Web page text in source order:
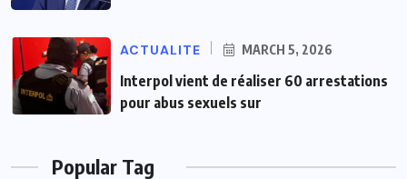
ACTUALITE MARCH 5, 2026
Interpol vient de réaliser 60 arrestations
pour abus sexuels sur
Popular Tag